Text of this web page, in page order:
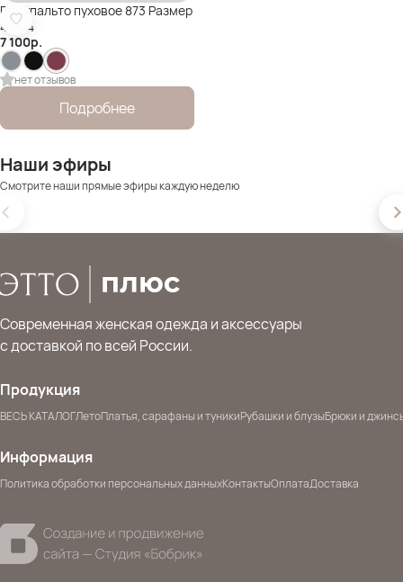
Полупальто пуховое 873 Размер
48-54
7 100р.
нет отзывов
Подробнее
Наши эфиры
Смотрите наши прямые эфиры каждую неделю
Современная женская одежда и аксессуары
с доставкой по всей России.
Продукция
ВЕСЬ КАТАЛОГЛетоПлатья, сарафаны и туникиРубашки и блузыБрюки и
Информация
Политика обработки персональных данныхКонтактыОплатаДоставка